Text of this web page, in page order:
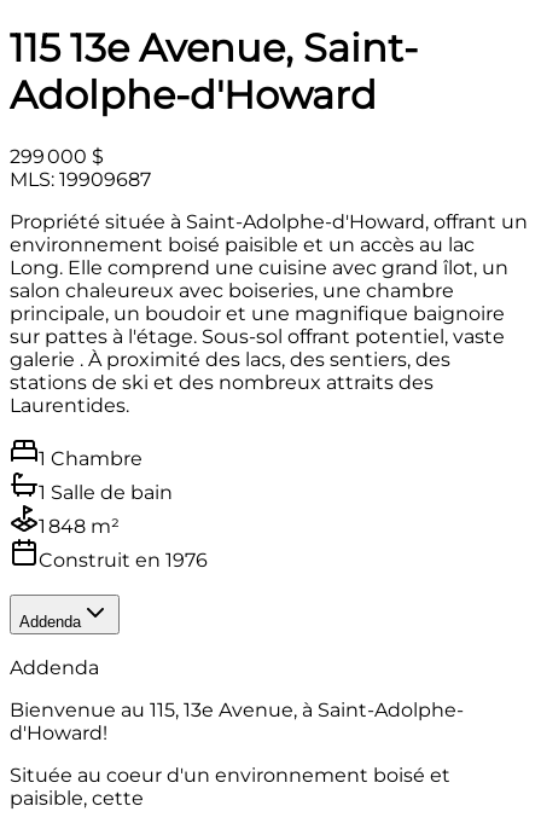
115 13e Avenue, Saint-
Adolphe-d'Howard
299 000 $
MLS: 19909687
Propriété située à Saint-Adolphe-d'Howard, offrant un
environnement boisé paisible et un accès au lac
Long. Elle comprend une cuisine avec grand îlot, un
salon chaleureux avec boiseries, une chambre
principale, un boudoir et une magnifique baignoire
sur pattes à l'étage. Sous-sol offrant potentiel, vaste
galerie . À proximité des lacs, des sentiers, des
stations de ski et des nombreux attraits des
Laurentides.
1 Chambre
1 Salle de bain
1 848 m²
Construit en 1976
Addenda
Addenda
Bienvenue au 115, 13e Avenue, à Saint-Adolphe-
d'Howard!
Située au coeur d'un environnement boisé et
paisible, cette